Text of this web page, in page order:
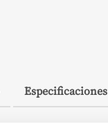
Especificaciones